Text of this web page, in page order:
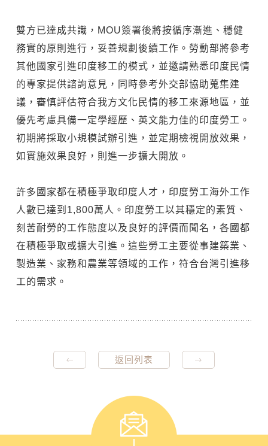
雙方已達成共識，MOU簽署後將按循序漸進、穩健
務實的原則進行，妥善規劃後續工作。勞動部將參考
其他國家引進印度移工的模式，並邀請熟悉印度民情
的專家提供諮詢意見，同時參考外交部協助蒐集建
議，審慎評估符合我方文化民情的移工來源地區，並
優先考慮具備一定學經歷、英文能力佳的印度勞工。
初期將採取小規模試辦引進，並定期檢視開放效果，
如實施效果良好，則進一步擴大開放。
許多國家都在積極爭取印度人才，印度勞工海外工作
人數已達到1,800萬人。印度勞工以其穩定的素質、
刻苦耐勞的工作態度以及良好的評價而聞名，各國都
在積極爭取或擴大引進。這些勞工主要從事建築業、
製造業、家務和農業等領域的工作，符合台灣引進移
工的需求。
返回列表